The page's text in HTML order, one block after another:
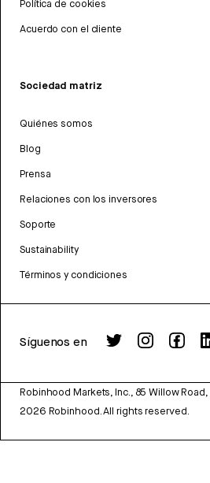
Política de cookies
Acuerdo con el cliente
Sociedad matriz
Quiénes somos
Blog
Prensa
Relaciones con los inversores
Soporte
Sustainability
Términos y condiciones
Síguenos en
Robinhood Markets, Inc., 85 Willow
2026 Robinhood. All rights reserved.